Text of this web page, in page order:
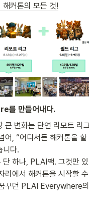
커톤의 모든 것!
를 만들어내다.
큰 변화는 단연 리모트 리
어, “어디서든 해커톤을
니다.
단 하나, PLAI팩. 그것만
리에서 해커톤을 시작할 수
꾸던 PLAI Everywhere